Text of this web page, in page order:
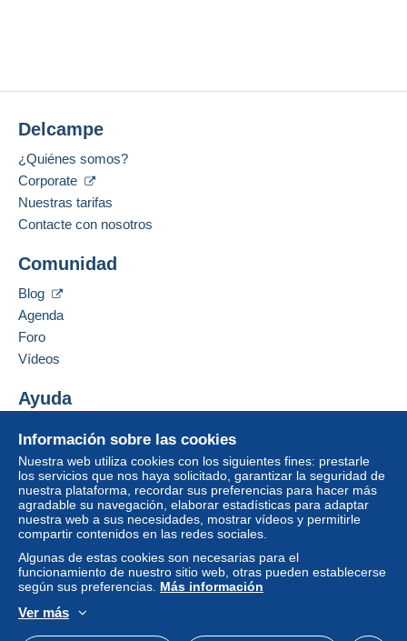
Información sobre las cookies
Nuestra web utiliza cookies con los siguientes fines: prestarle
los servicios que nos haya solicitado, garantizar la seguridad de
nuestra plataforma, recordar sus preferencias para hacer más
agradable su navegación, elaborar estadísticas para adaptar
nuestra web a sus necesidades, mostrar vídeos y permitirle
compartir contenidos en las redes sociales.
Algunas de estas cookies son necesarias para el
funcionamiento de nuestro sitio web, otras pueden establecerse
según sus preferencias. Más información
Ver más
Delcampe
¿Quiénes somos?
Corporate
Nuestras tarifas
Contacte con nosotros
Comunidad
Blog
Agenda
Foro
Vídeos
Ayuda
Comprar en Delcampe
Vender en Delcampe
Una página securizada